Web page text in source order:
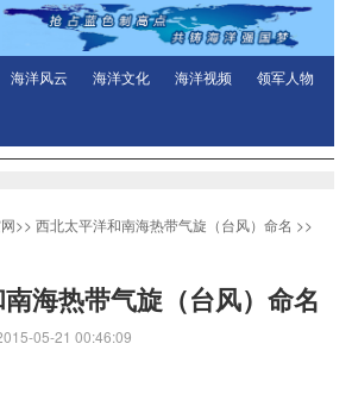
海洋风云 海洋文化 海洋视频 领军人物
>> 西北太平洋和南海热带气旋（台风）命名 >>
海热带气旋（台风）命名
05-21 00:46:09